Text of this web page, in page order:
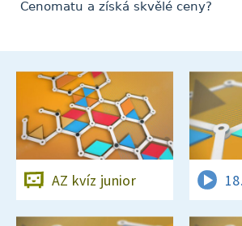
Cenomatu a získá skvělé ceny?
AZ kvíz junior